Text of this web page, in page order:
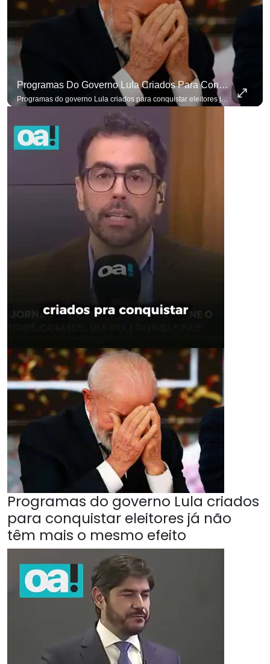
Programas Do Governo Lula Criados Para Conquistar Eleitores Já Não Têm Mais O Mesmo Efeito
Programas do governo Lula criados para conquistar eleitores já não têm o mesmo efeito de campanhas anteriores. #OAntagonista Se você busca informação com credibilidade, inscreva-se agora e ative o
para não perder nenhuma
Programas do governo Lula criados
para conquistar eleitores já não
têm mais o mesmo efeito